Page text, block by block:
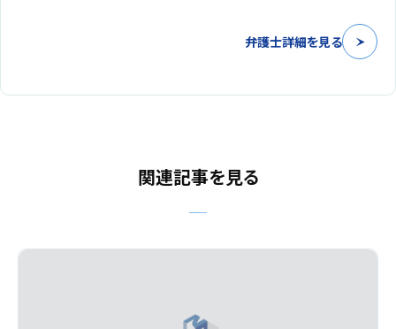
弁護士詳細を見る
関連記事を見る